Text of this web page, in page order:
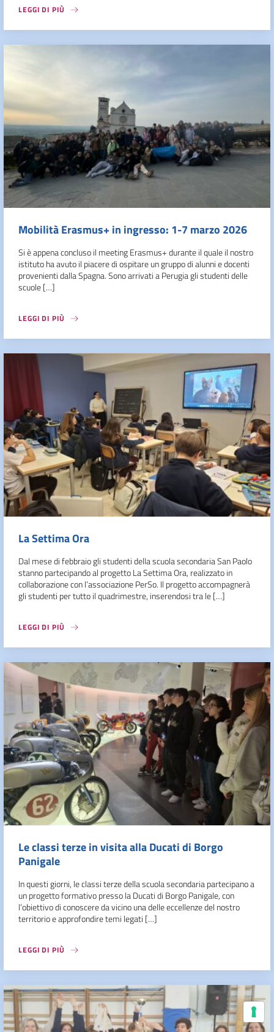
LEGGI DI PIÙ
Mobilità Erasmus+ in ingresso: 1-7 marzo 2026
Si è appena concluso il meeting Erasmus+ durante il quale il nostro
istituto ha avuto il piacere di ospitare un gruppo di alunni e docenti
provenienti dalla Spagna. Sono arrivati a Perugia gli studenti delle
scuole […]
LEGGI DI PIÙ
La Settima Ora
Dal mese di febbraio gli studenti della scuola secondaria San Paolo
stanno partecipando al progetto La Settima Ora, realizzato in
collaborazione con l’associazione PerSo. Il progetto accompagnerà
gli studenti per tutto il quadrimestre, inserendosi tra le […]
LEGGI DI PIÙ
Le classi terze in visita alla Ducati di Borgo
Panigale
In questi giorni, le classi terze della scuola secondaria partecipano a
un progetto formativo presso la Ducati di Borgo Panigale, con
l’obiettivo di conoscere da vicino una delle eccellenze del nostro
territorio e approfondire temi legati […]
LEGGI DI PIÙ
Le